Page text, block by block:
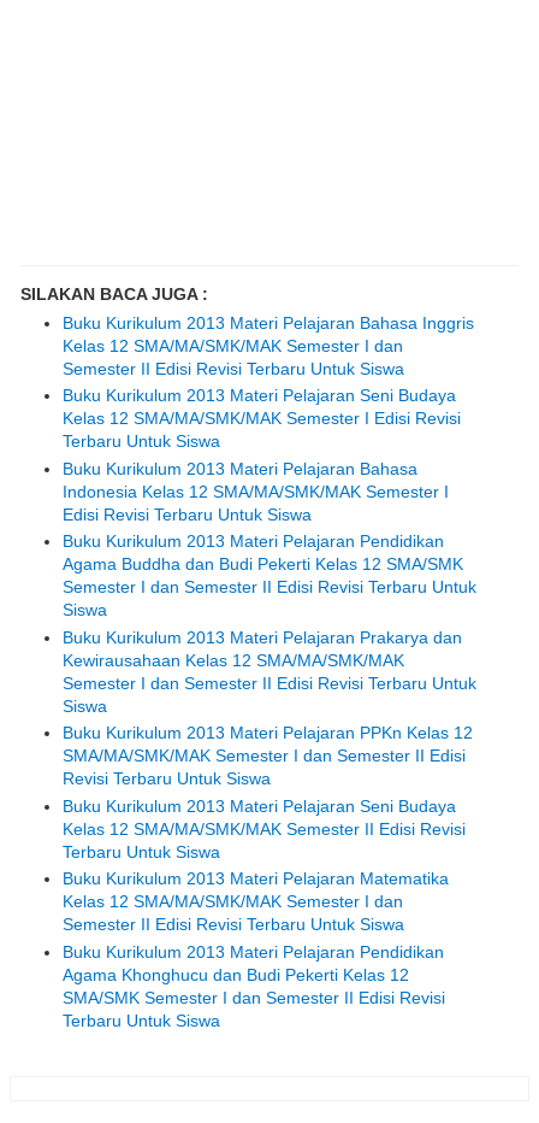
SILAKAN BACA JUGA :
Buku Kurikulum 2013 Materi Pelajaran Bahasa Inggris
Kelas 12 SMA/MA/SMK/MAK Semester I dan
Semester II Edisi Revisi Terbaru Untuk Siswa
Buku Kurikulum 2013 Materi Pelajaran Seni Budaya
Kelas 12 SMA/MA/SMK/MAK Semester I Edisi Revisi
Terbaru Untuk Siswa
Buku Kurikulum 2013 Materi Pelajaran Bahasa
Indonesia Kelas 12 SMA/MA/SMK/MAK Semester I
Edisi Revisi Terbaru Untuk Siswa
Buku Kurikulum 2013 Materi Pelajaran Pendidikan
Agama Buddha dan Budi Pekerti Kelas 12 SMA/SMK
Semester I dan Semester II Edisi Revisi Terbaru Untuk
Siswa
Buku Kurikulum 2013 Materi Pelajaran Prakarya dan
Kewirausahaan Kelas 12 SMA/MA/SMK/MAK
Semester I dan Semester II Edisi Revisi Terbaru Untuk
Siswa
Buku Kurikulum 2013 Materi Pelajaran PPKn Kelas 12
SMA/MA/SMK/MAK Semester I dan Semester II Edisi
Revisi Terbaru Untuk Siswa
Buku Kurikulum 2013 Materi Pelajaran Seni Budaya
Kelas 12 SMA/MA/SMK/MAK Semester II Edisi Revisi
Terbaru Untuk Siswa
Buku Kurikulum 2013 Materi Pelajaran Matematika
Kelas 12 SMA/MA/SMK/MAK Semester I dan
Semester II Edisi Revisi Terbaru Untuk Siswa
Buku Kurikulum 2013 Materi Pelajaran Pendidikan
Agama Khonghucu dan Budi Pekerti Kelas 12
SMA/SMK Semester I dan Semester II Edisi Revisi
Terbaru Untuk Siswa